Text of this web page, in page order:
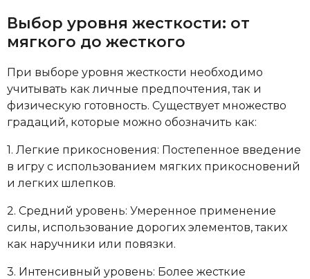
Выбор уровня жесткости: от
мягкого до жесткого
При выборе уровня жесткости необходимо
учитывать как личные предпочтения, так и
физическую готовность. Существует множество
градаций, которые можно обозначить как:
1. Легкие прикосновения: Постепенное введение
в игру с использованием мягких прикосновений
и легких шлепков.
2. Средний уровень: Умеренное применение
силы, использование дорогих элементов, таких
как наручники или повязки.
3. Интенсивный уровень: Более жесткие